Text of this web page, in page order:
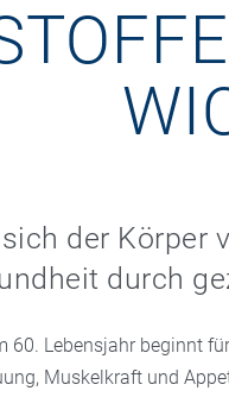
der Körper
durch
60. Lebensjahr beginnt
Muskelkraft und